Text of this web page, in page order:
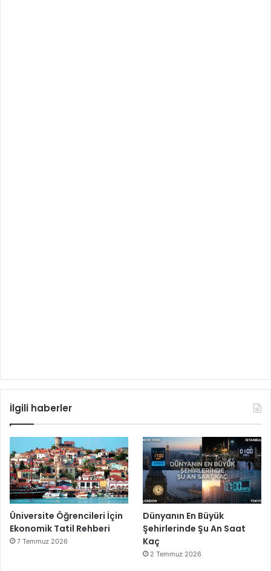
İlgili haberler
Üniversite Öğrencileri İçin
Ekonomik Tatil Rehberi
7 Temmuz 2026
Dünyanın En Büyük
Şehirlerinde Şu An Saat
Kaç
2 Temmuz 2026